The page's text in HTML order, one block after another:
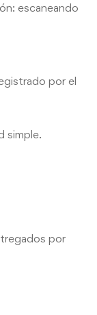
escaneando
por el
simple.
por